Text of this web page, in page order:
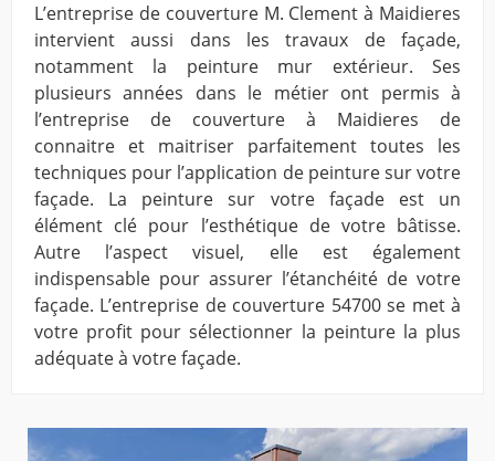
L’entreprise de couverture M. Clement à Maidieres
intervient aussi dans les travaux de façade,
notamment la peinture mur extérieur. Ses
plusieurs années dans le métier ont permis à
l’entreprise de couverture à Maidieres de
connaitre et maitriser parfaitement toutes les
techniques pour l’application de peinture sur votre
façade. La peinture sur votre façade est un
élément clé pour l’esthétique de votre bâtisse.
Autre l’aspect visuel, elle est également
indispensable pour assurer l’étanchéité de votre
façade. L’entreprise de couverture 54700 se met à
votre profit pour sélectionner la peinture la plus
adéquate à votre façade.